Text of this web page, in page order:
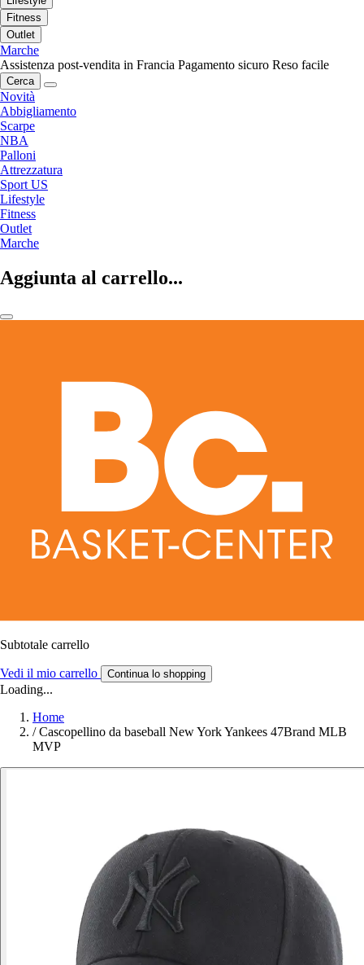
Fitness
Outlet
Marche
Assistenza post-vendita in Francia Pagamento sicuro Reso facile
Cerca
Novità
Abbigliamento
Scarpe
NBA
Palloni
Attrezzatura
Sport US
Lifestyle
Fitness
Outlet
Marche
Aggiunta al carrello...
Subtotale carrello
Vedi il mio carrello Continua lo shopping
Loading...
Home
/ Cascopellino da baseball New York Yankees 47Brand MLB
MVP